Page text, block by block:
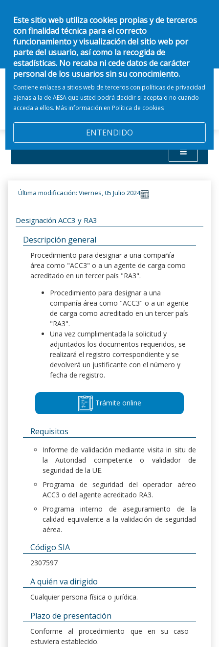
Este sitio web utiliza cookies propias y de terceros
con finalidad técnica para el correcto
funcionamiento y visualización del sitio web por
parte del usuario, así como la recogida de
estadísticas. No recaba ni cede datos de carácter
personal de los usuarios sin su conocimiento.
Contiene enlaces a sitios web de terceros con políticas de privacidad
ajenas a la de AESA que usted podrá decidir si acepta o no cuando
acceda a ellos. Más información en Política de cookies
ENTENDIDO
Última modificación: Viernes, 05 Julio 2024
Designación ACC3 y RA3
Descripción general
Procedimiento para designar a una compañía
área como "ACC3" o a un agente de carga como
acreditado en un tercer país "RA3".
Procedimiento para designar a una
compañía área como "ACC3" o a un agente
de carga como acreditado en un tercer país
"RA3".
Una vez cumplimentada la solicitud y
adjuntados los documentos requeridos, se
realizará el registro correspondiente y se
devolverá un justificante con el número y
fecha de registro.
Trámite online
Requisitos
Informe de validación mediante visita in situ de
la Autoridad competente o validador de
seguridad de la UE.
Programa de seguridad del operador aéreo
ACC3 o del agente acreditado RA3.
Programa interno de aseguramiento de la
calidad equivalente a la validación de seguridad
aérea.
Código SIA
2307597
A quién va dirigido
Cualquier persona física o jurídica.
Plazo de presentación
Conforme al procedimiento que en su caso
estuviera establecido.